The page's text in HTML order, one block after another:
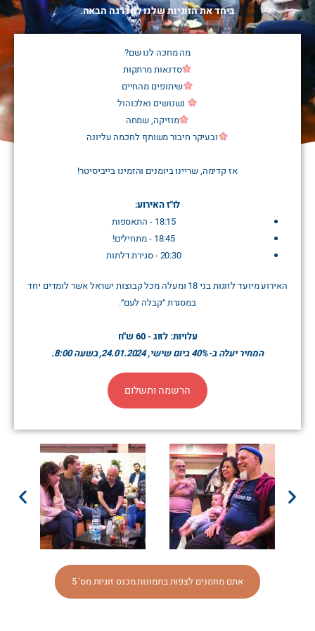
ביחד את הזוגיות שלנו למדרגה הבאה.
מה מחכה לנו שם?
סדנאות מרתקות
שיתופים מהחיים
נשנושים ואלכוהול
מוזיקה, שמחה
ובעיקר חיבור משותף לחכמה עליונה
אז קדימה, שריינו ביומנים והזמינו בייביסיטר!
לו"ז האירוע:
18:15 - התאספות
18:45 - מתחילים!
20:30 - סגירת דלתות
האירוע מיועד לזוגות בני 18 ומעלה מכל קבוצות ישראל אשר לומדים יחד
במסגרת ״קבלה לעם״.
עלויות: לזוג - 60 ש"ח
המחיר יעלה ב-40% ביום שישי, 24.01.2024, בשעה 8:00.
הרשמה ותשלום
אתם מוזמנים לצפות בתמונות מכנס זוגיות מס' 5